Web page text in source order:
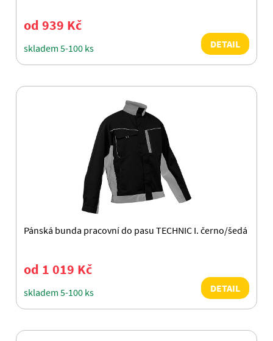
od 939 Kč
skladem 5-100 ks DETAIL
Pánská bunda pracovní do pasu TECHNIC I. černo/šedá
od 1 019 Kč
skladem 5-100 ks DETAIL